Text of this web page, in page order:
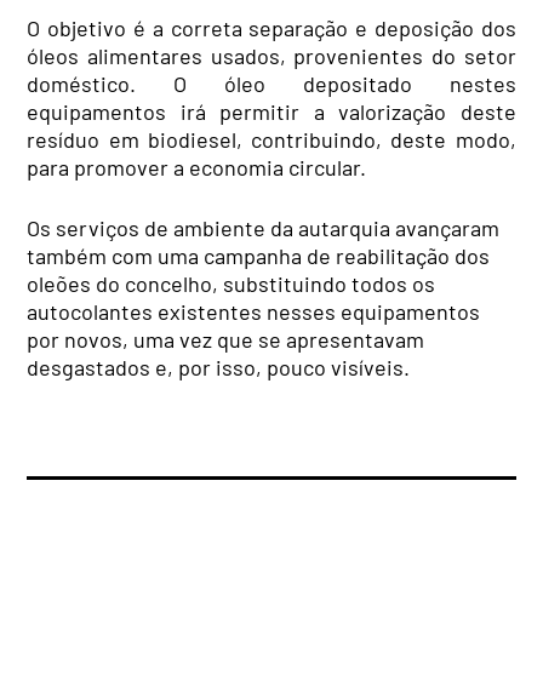
O objetivo é a correta separação e deposição dos
óleos alimentares usados, provenientes do setor
doméstico. O óleo depositado nestes
equipamentos irá permitir a valorização deste
resíduo em biodiesel, contribuindo, deste modo,
para promover a economia circular.
Os serviços de ambiente da autarquia avançaram
também com uma campanha de reabilitação dos
oleões do concelho, substituindo todos os
autocolantes existentes nesses equipamentos
por novos, uma vez que se apresentavam
desgastados e, por isso, pouco visíveis.